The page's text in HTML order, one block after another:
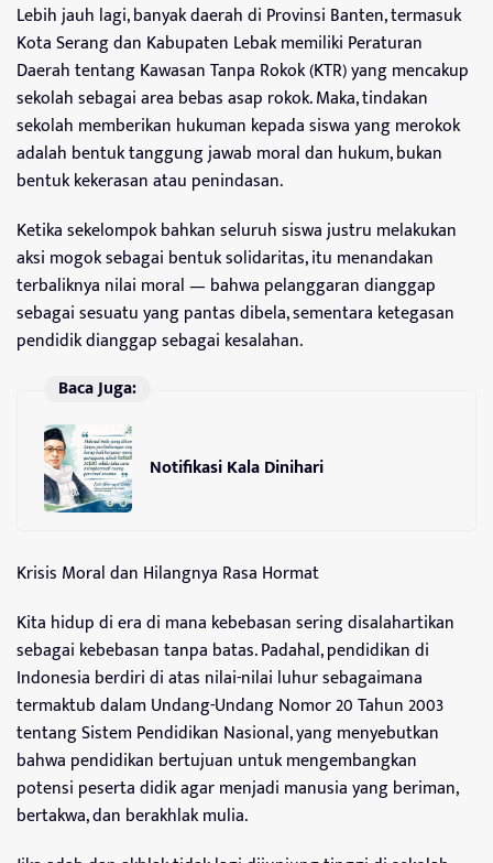
Lebih jauh lagi, banyak daerah di Provinsi Banten, termasuk
Kota Serang dan Kabupaten Lebak memiliki Peraturan
Daerah tentang Kawasan Tanpa Rokok (KTR) yang mencakup
sekolah sebagai area bebas asap rokok. Maka, tindakan
sekolah memberikan hukuman kepada siswa yang merokok
adalah bentuk tanggung jawab moral dan hukum, bukan
bentuk kekerasan atau penindasan.
Ketika sekelompok bahkan seluruh siswa justru melakukan
aksi mogok sebagai bentuk solidaritas, itu menandakan
terbaliknya nilai moral — bahwa pelanggaran dianggap
sebagai sesuatu yang pantas dibela, sementara ketegasan
pendidik dianggap sebagai kesalahan.
Baca Juga:
Notifikasi Kala Dinihari
Krisis Moral dan Hilangnya Rasa Hormat
Kita hidup di era di mana kebebasan sering disalahartikan
sebagai kebebasan tanpa batas. Padahal, pendidikan di
Indonesia berdiri di atas nilai-nilai luhur sebagaimana
termaktub dalam Undang-Undang Nomor 20 Tahun 2003
tentang Sistem Pendidikan Nasional, yang menyebutkan
bahwa pendidikan bertujuan untuk mengembangkan
potensi peserta didik agar menjadi manusia yang beriman,
bertakwa, dan berakhlak mulia.